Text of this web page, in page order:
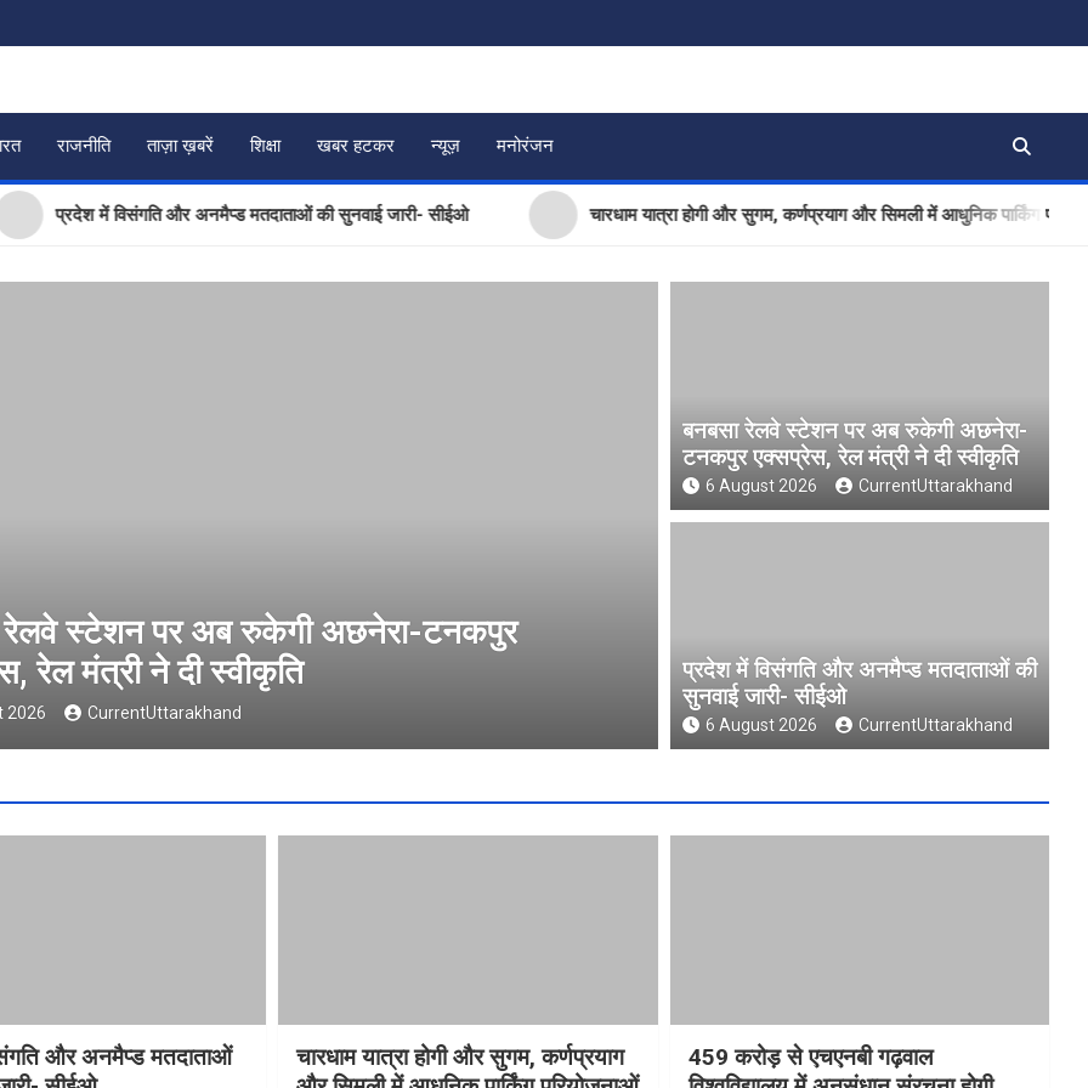
राजनीति ताज़ा ख़बरें शिक्षा खबर हटकर न्यूज़ मनोरंजन
प्रदेश में विसंगति और अनमैप्ड मतदाताओं की सुनवाई जारी- सीईओ चारधाम यात्रा होगी और सुगम, कर्णप्रयाग और सिमली में आधुनिक पार्किंग परियोजनाओं को
में विसंगति और अनमैप्ड मतदाताओं की सुनवाई जारी-
6 August 2026 CurrentUttarakhand
आधुनिक पार्किंग
6 August 2026
बनबसा रेलवे स्टेशन पर अब रुकेगी अछनेरा-
टनकपुर एक्सप्रेस, रेल मंत्री ने दी स्वीकृति
6 August 2026 CurrentUttarakhand
प्रदेश में विसंगति और अनमैप्ड मतदाताओं की
सुनवाई जारी- सीईओ
6 August 2026 CurrentUttarakhand
और अनमैप्ड मतदाताओं
चारधाम यात्रा होगी और सुगम, कर्णप्रयाग
459 करोड़ से एचएनबी गढ़वाल